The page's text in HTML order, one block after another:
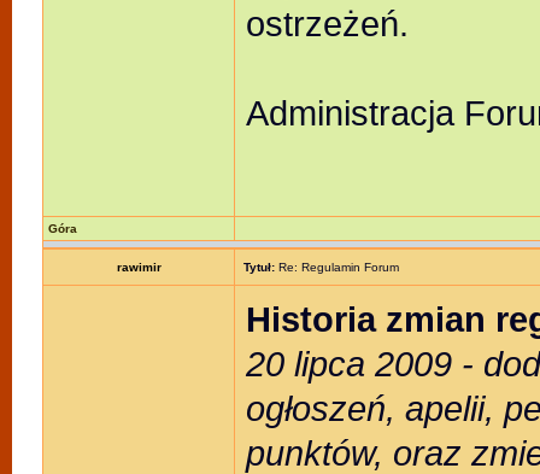
ostrzeżeń.
Administracja
Góra
rawimir Tytuł: Re: Regulamin Forum
Historia zmian
20 lipca 2009 -
ogłoszeń, apelii,
punktów, oraz